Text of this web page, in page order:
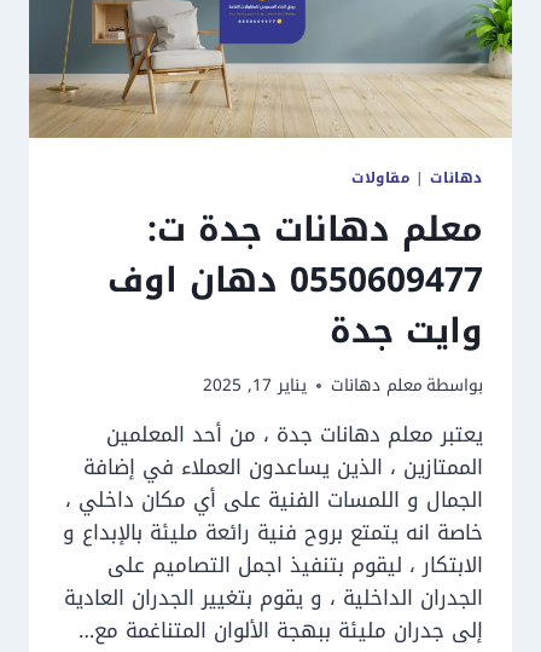
دهانات| مقاولات
معلم دهانات جدة ت:
0550609477 دهان اوف
وايت جدة
بواسطة معلم دهانات يناير 17, 2025
يعتبر معلم دهانات جدة ، من أحد المعلمين
الممتازين ، الذين يساعدون العملاء في إضافة
الجمال و اللمسات الفنية على أي مكان داخلي ،
خاصة انه يتمتع بروح فنية رائعة مليئة بالإبداع و
الابتكار ، ليقوم بتنفيذ اجمل التصاميم على
الجدران الداخلية ، و يقوم بتغيير الجدران العادية
إلى جدران مليئة ببهجة الألوان المتناغمة مع…